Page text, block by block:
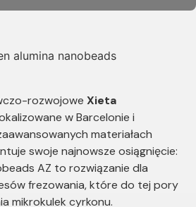
rozwojowe Xieta
w Barcelonie i
materiałach
swoje najnowsze osiągnięcie:
AZ to rozwiązanie dla
frezowania, które do tej pory
mikrokulek cyrkonu.